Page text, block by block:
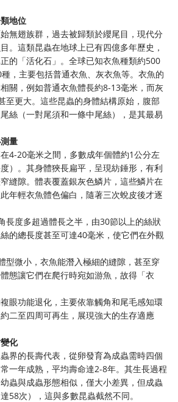
地位
無翅族群，過去被歸類於纓尾目，現代分
。這類昆蟲在地球上已有四億多年歷史，
的「活化石」。全球已知衣魚種類約500
，主要包括普通衣魚、灰衣魚等。衣魚的
關，例如普通衣魚體長約8-13毫米，而灰
至更大。這些昆蟲的身體結構原始，腹部
絲（一對尾須和一條中尾絲），是其最易
量
4-20毫米之間，多數成年個體約1公分左
）。其身體狹長扁平，呈現紡錘形，有利
縫隙。體表覆蓋銀灰色鱗片，這些鱗片在
年輕衣魚體色偏白，隨著三次蛻皮後才逐
長度多超過體長之半，由30節以上的絲狀
的總長度甚至可達40毫米，使它們在外觀
型微小，衣魚能潛入極細的縫隙，甚至穿
態讓它們在爬行時宛如游魚，故得「衣
眼功能退化，主要依靠觸角和尾毛感知環
二至四周可再生，展現強大的生存適應
化
界的長壽代表，從卵發育為成蟲需時四個
一年成熟，平均壽命達2-8年。其生長過程
蟲與成蟲形態相似，僅大小差異，但成蟲
58次），這與多數昆蟲截然不同。